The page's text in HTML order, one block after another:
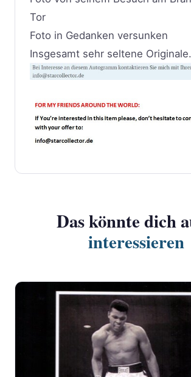
Tor
Foto in Gedanken versunken
Insgesamt sehr seltene Originale.
Das könnte dich
interessieren